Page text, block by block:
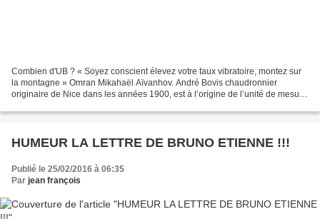
Combien d'UB ? « Soyez conscient élevez votre taux vibratoire, montez sur
la montagne » Omran Mikahaël Aïvanhov. André Bovis chaudronnier
originaire de Nice dans les années 1900, est à l’origine de l’unité de mesure
HUMEUR LA LETTRE DE BRUNO ETIENNE !!!
Publié le 25/02/2016 à 06:35
Par jean françois